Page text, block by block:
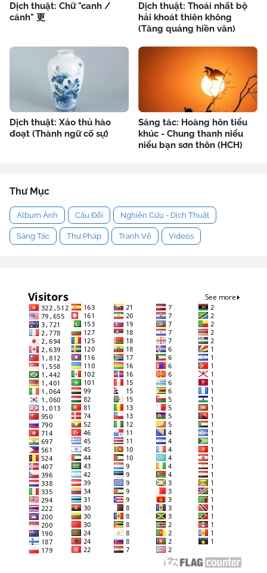
Dịch thuật: Chữ "canh /
cánh" 更
Dịch thuật: Thoái nhất bộ
hải khoát thiên không
(Tăng quảng hiền văn)
Dịch thuật: Xảo thủ hào
đoạt (Thành ngữ cố sự)
Sáng tác: Hoàng hôn tiểu
khúc - Chung thanh niểu
niểu bạn sơn thôn (HCH)
Thư Mục
Album Ảnh Câu Đối Nghiên Cứu - Dịch Thuật
Sáng Tác Thư Pháp Tranh Vẽ Videos